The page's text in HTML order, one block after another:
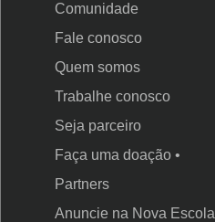
Comunidade
Fale conosco
Quem somos
Trabalhe conosco
Seja parceiro
Faça uma doação •
Partners
Anuncie na Nova Escola